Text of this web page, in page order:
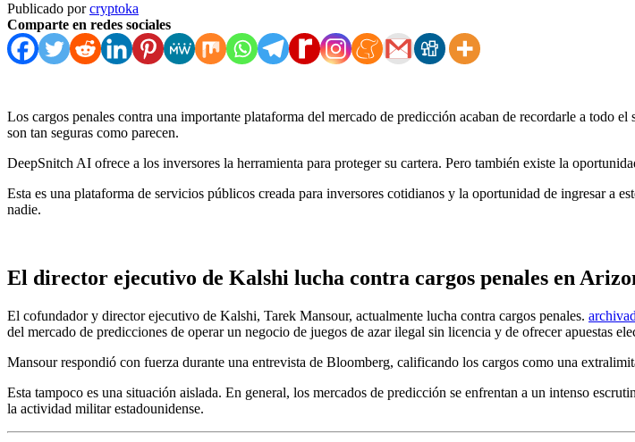
Publicado porcryptoka
Comparte en redes sociales
Los cargos penales contra una importante plataforma del mercado de predicción acaban de recordarle a todo
son tan seguras como parecen.
DeepSnitch AI ofrece a los inversores la herramienta para proteger su cartera. Pero también existe la
Esta es una plataforma de servicios públicos creada para inversores cotidianos y la oportunidad de ingresar a
nadie.
El director ejecutivo de Kalshi lucha contra cargos penales en
El cofundador y director ejecutivo de Kalshi, Tarek Mansour, actualmente lucha contra cargos penales.
del mercado de predicciones de operar un negocio de juegos de azar ilegal sin licencia y de ofrecer apuestas
Mansour respondió con fuerza durante una entrevista de Bloomberg, calificando los cargos como una
Esta tampoco es una situación aislada. En general, los mercados de predicción se enfrentan a un intenso
la actividad militar estadounidense.